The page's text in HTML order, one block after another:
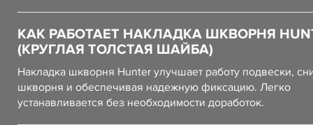
КАК РАБОТАЕТ НАКЛАДКА ШКВОРНЯ
(КРУГЛАЯ ТОЛСТАЯ ШАЙБА)
Накладка шкворня Hunter улучшает работу подвески,
шкворня и обеспечивая надежную фиксацию. Легко
устанавливается без необходимости доработок.